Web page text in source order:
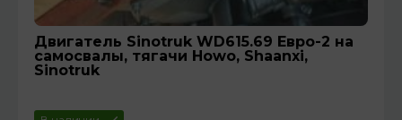
Двигатель Sinotruk WD615.69 Евро-2 на
самосвалы, тягачи Howo, Shaanxi,
Sinotruk